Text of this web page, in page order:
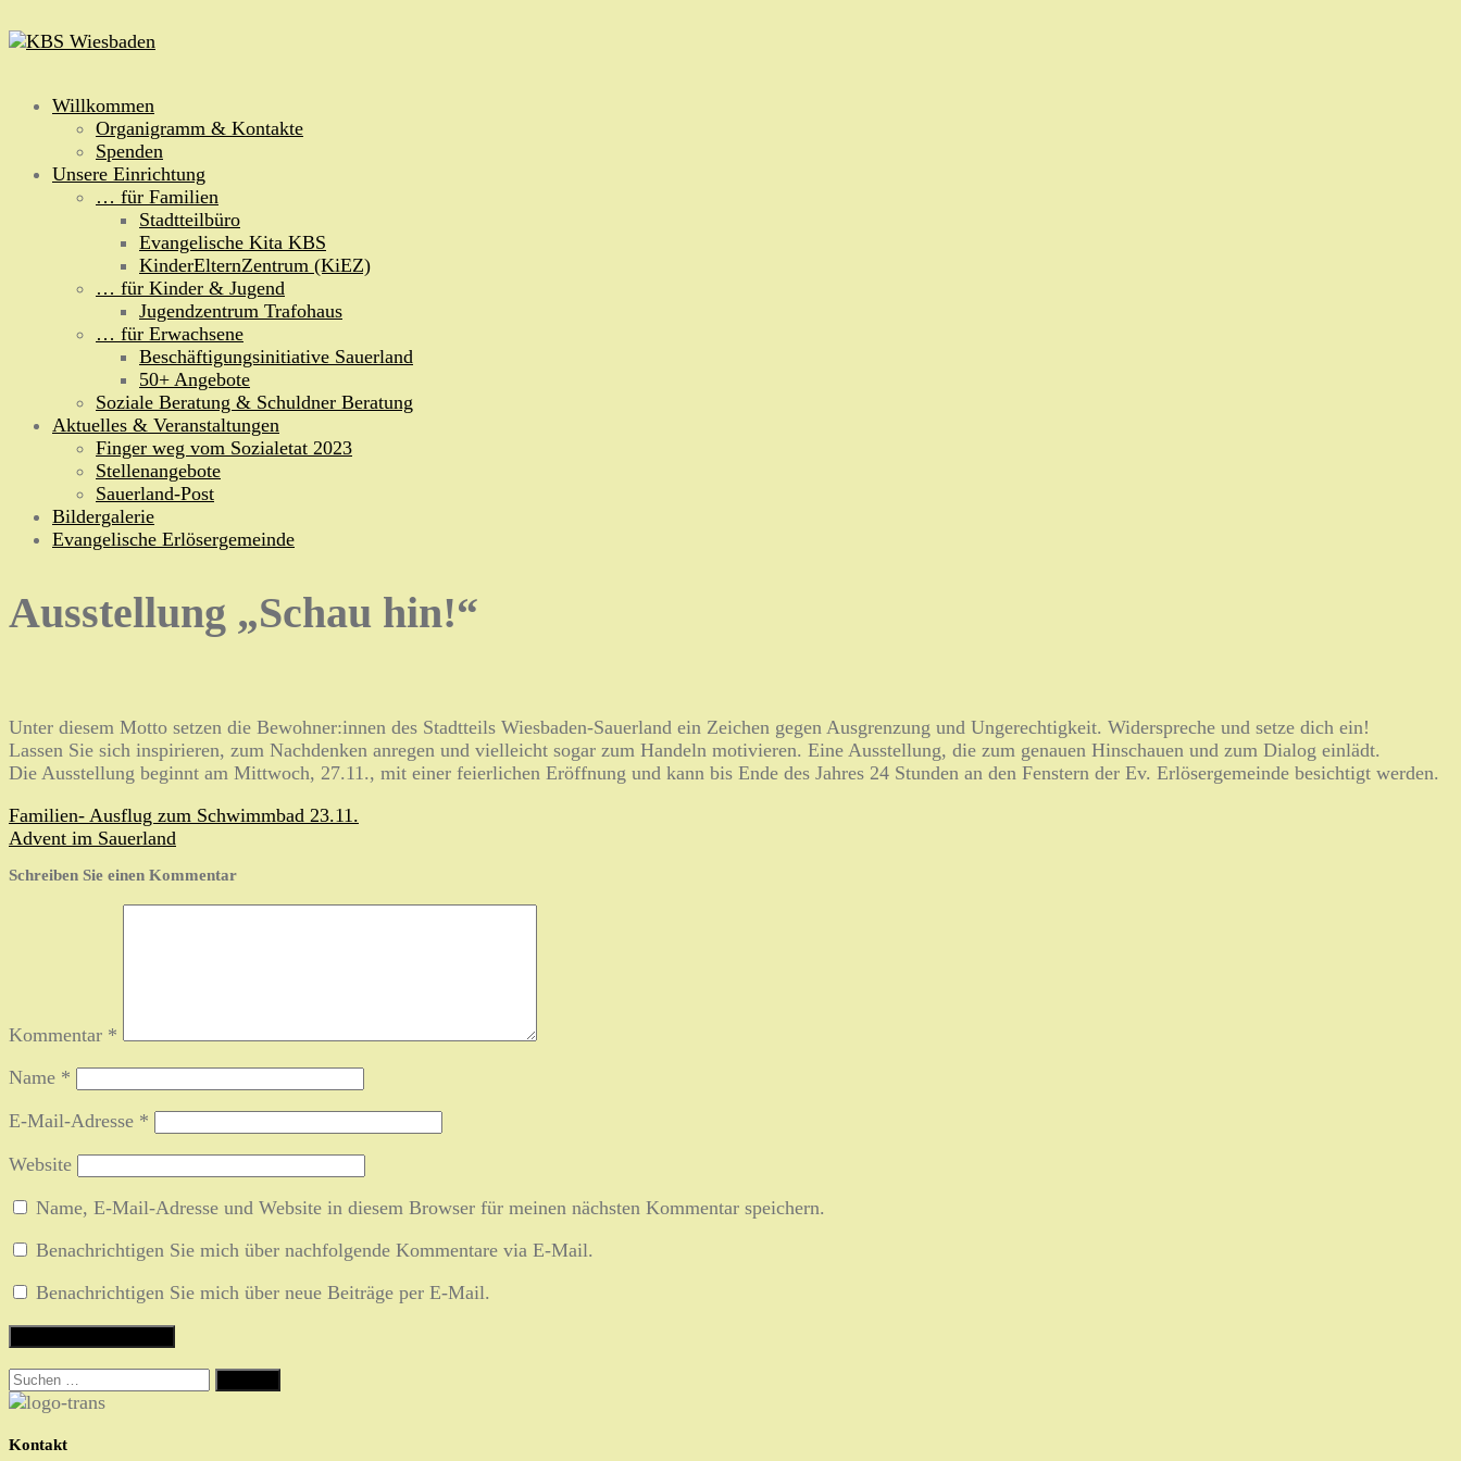
Inhalt
Willkommen
Organigramm & Kontakte
Spenden
Unsere Einrichtung
… für Familien
Stadtteilbüro
Evangelische Kita KBS
KinderElternZentrum (KiEZ)
… für Kinder & Jugend
Jugendzentrum Trafohaus
… für Erwachsene
Beschäftigungsinitiative Sauerland
50+ Angebote
Soziale Beratung & Schuldner Beratung
Aktuelles & Veranstaltungen
Finger weg vom Sozialetat 2023
Stellenangebote
Sauerland-Post
Bildergalerie
Evangelische Erlösergemeinde
Ausstellung „Schau hin!“
Unter diesem Motto setzen die Bewohner:innen des Stadtteils Wiesbaden-Sauerland ein Zeichen gegen Ausgrenzung und Ungerechtigkeit. Widerspreche und setze dich ein!
Lassen Sie sich inspirieren, zum Nachdenken anregen und vielleicht sogar zum Handeln motivieren. Eine Ausstellung, die zum genauen Hinschauen und zum Dialog einlädt.
Die Ausstellung beginnt am Mittwoch, 27.11., mit einer feierlichen Eröffnung und kann bis Ende des Jahres 24 Stunden an den Fenstern der Ev. Erlösergemeinde besichtigt werden.
Beitragsnavigation
Familien- Ausflug zum Schwimmbad 23.11.
Advent im Sauerland
Schreiben Sie einen Kommentar
Kommentar *
Name *
E-Mail-Adresse *
Website
Name, E-Mail-Adresse und Website in diesem Browser für meinen nächsten Kommentar speichern.
Benachrichtigen Sie mich über nachfolgende Kommentare via E-Mail.
Benachrichtigen Sie mich über neue Beiträge per E-Mail.
Suchen
nach:
Kontakt